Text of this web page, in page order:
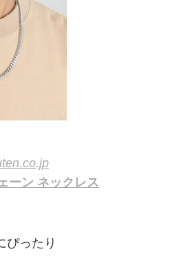
ーン ネックレス
ぴったり